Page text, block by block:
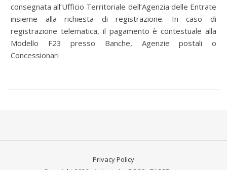
consegnata all’Ufficio Territoriale dell’Agenzia delle Entrate
insieme alla richiesta di registrazione. In caso di
registrazione telematica, il pagamento è contestuale alla
Modello F23 presso Banche, Agenzie postali o
Concessionari
Privacy Policy